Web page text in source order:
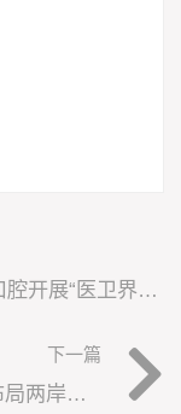
福州市政协教科卫体委在亚华口腔开展“医卫界别座谈会”
下一篇
中聚智能携手台湾AI产业协会，深度布局两岸合作新篇章